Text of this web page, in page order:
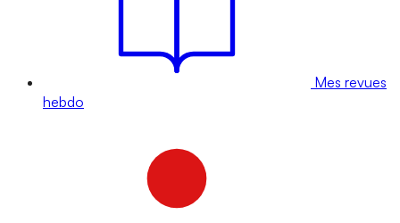
Mes revues
hebdo